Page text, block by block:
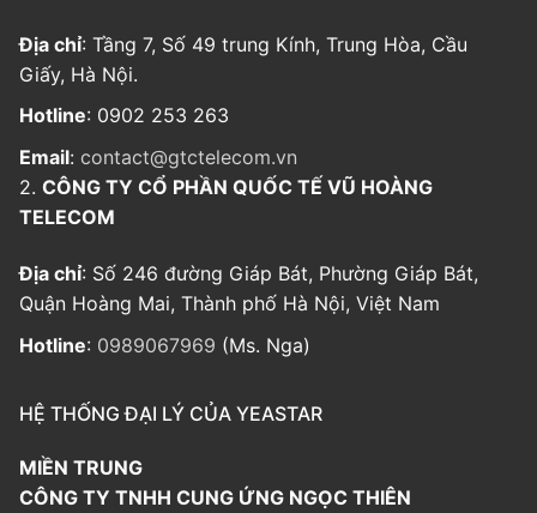
Địa chỉ: Tầng 7, Số 49 trung Kính, Trung Hòa, Cầu
Giấy, Hà Nội.
Hotline: 0902 253 263
Email: contact@gtctelecom.vn
2. CÔNG TY CỔ PHẦN QUỐC TẾ VŨ HOÀNG
TELECOM
Địa chỉ: Số 246 đường Giáp Bát, Phường Giáp Bát,
Quận Hoàng Mai, Thành phố Hà Nội, Việt Nam
Hotline: 0989067969 (Ms. Nga)
HỆ THỐNG ĐẠI LÝ CỦA YEASTAR
MIỀN TRUNG
CÔNG TY TNHH CUNG ỨNG NGỌC THIÊN